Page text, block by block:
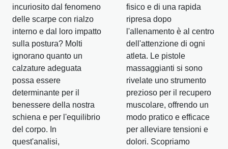
incuriosito dal fenomeno
delle scarpe con rialzo
interno e dal loro impatto
sulla postura? Molti
ignorano quanto un
calzature adeguata
possa essere
determinante per il
benessere della nostra
schiena e per l'equilibrio
del corpo. In
quest'analisi,
fisico e di una rapida
ripresa dopo
l'allenamento è al centro
dell'attenzione di ogni
atleta. Le pistole
massaggianti si sono
rivelate uno strumento
prezioso per il recupero
muscolare, offrendo un
modo pratico e efficace
per alleviare tensioni e
dolori. Scopriamo